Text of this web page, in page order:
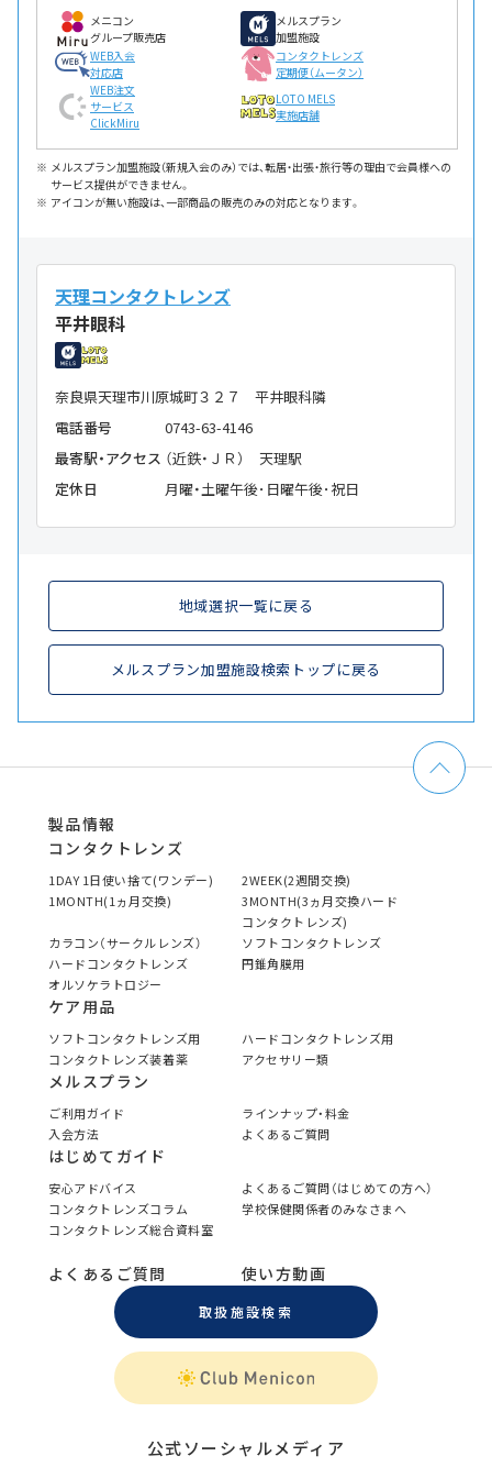
メニコン
グループ販売店
メルスプラン
加盟施設
WEB入会
対応店
コンタクトレンズ
定期便（ムータン）
WEB注文
サービス
ClickMiru
LOTO MELS
実施店舗
メルスプラン加盟施設（新規入会のみ）では、転居・出張・旅行等の理由で会員様への
サービス提供ができません。
アイコンが無い施設は、一部商品の販売のみの対応となります。
天理コンタクトレンズ
平井眼科
奈良県天理市川原城町３２７ 平井眼科隣
電話番号
0743-63-4146
最寄駅・アクセス （近鉄・ＪＲ） 天理駅
定休日
月曜・土曜午後･日曜午後･祝日
地域選択一覧に戻る
メルスプラン加盟施設検索トップに戻る
製品情報
コンタクトレンズ
1DAY 1日使い捨て(ワンデー)
2WEEK(2週間交換)
1MONTH(1ヵ月交換)
3MONTH(3ヵ月交換ハード
コンタクトレンズ)
カラコン（サークルレンズ）
ソフトコンタクトレンズ
ハードコンタクトレンズ
円錐角膜用
オルソケラトロジー
ケア用品
ソフトコンタクトレンズ用
ハードコンタクトレンズ用
コンタクトレンズ装着薬
アクセサリー類
メルスプラン
ご利用ガイド
ラインナップ・料金
入会方法
よくあるご質問
はじめてガイド
安心アドバイス
よくあるご質問（はじめての方へ）
コンタクトレンズコラム
学校保健関係者のみなさまへ
コンタクトレンズ総合資料室
よくあるご質問 使い方動画
取扱施設検索
公式ソーシャルメディア